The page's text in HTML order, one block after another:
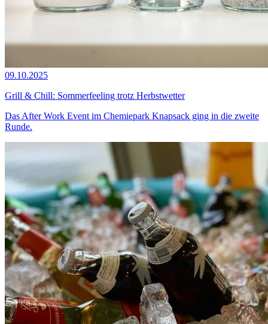
09.10.2025
Grill & Chill: Sommerfeeling trotz Herbstwetter
Das After Work Event im Chemiepark Knapsack ging in die zweite
Runde.